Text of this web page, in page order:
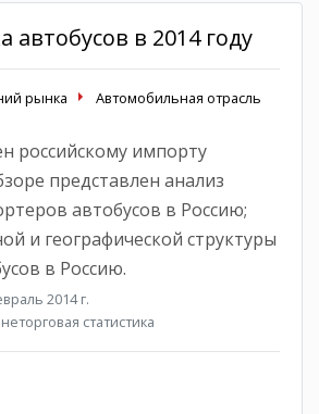
автобусов в 2014 году
рынка
Автомобильная отрасль
российскому импорту
представлен анализ
автобусов в Россию;
и географической структуры
в Россию.
2014 г.
статистика